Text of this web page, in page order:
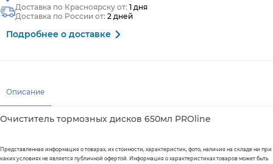
Доставка по Красноярску от: 1 дня
Доставка по России от: 2 дней
Подробнее о доставке
Описание
Очиститель тормозных дисков 650мл PROline
Представленная информация о товарах, их стоимости, характеристик, фото, наличия на складе ни при
каких условиях не является публичной офертой. Информация о характеристиках товаров может быть